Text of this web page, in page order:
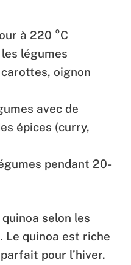
à 220 °C
légumes
oignon
avec de
épices (curry,
pendant 20-
selon les
Le quinoa est riche
pour l’hiver.